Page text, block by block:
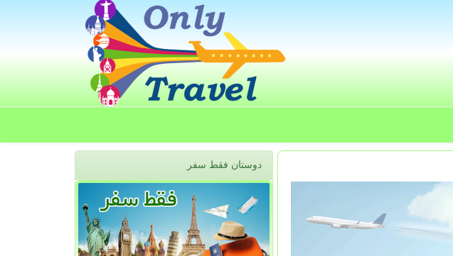
دوستان فقط سفر